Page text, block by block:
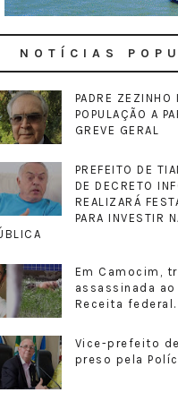
NOTÍCIAS
PADRE ZEZINHO
POPULAÇÃO A
GREVE GERAL
PREFEITO DE
DE DECRETO
REALIZARÁ
PARA INVESTIR
Em Camocim,
assassinada
Receita federal.
Vice-prefeito
preso pela